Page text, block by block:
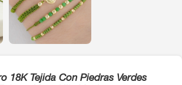
18K Tejida Con Piedras Verdes